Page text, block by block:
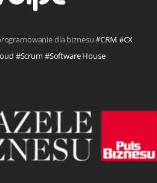
dla biznesu#CRM #CX
#Scrum #Software House